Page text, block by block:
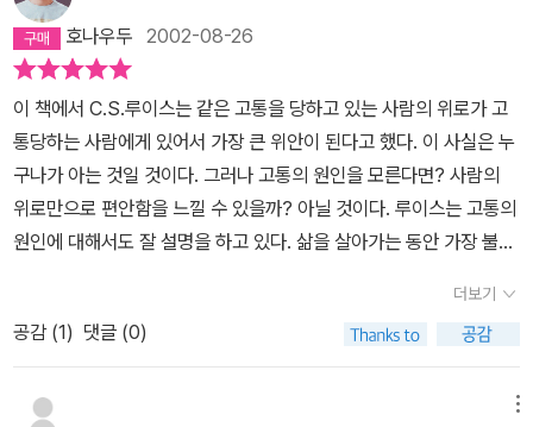
호나우두 2002-08-26
이 책에서 C.S.루이스는 같은 고통을 당하고 있는 사람의 위로가 고
통당하는 사람에게 있어서 가장 큰 위안이 된다고 했다. 이 사실은 누
구나가 아는 것일 것이다. 그러나 고통의 원인을 모른다면? 사람의
위로만으로 편안함을 느낄 수 있을까? 아닐 것이다. 루이스는 고통의
원인에 대해서도 잘 설명을 하고 있다. 삶을 살아가는 동안 가장 불합
지 않은 선한 사람이 고통에 힘겨워하는 모습을 볼 때 일 것이다. 왜
이런 일이 일어날까 하는 의문을 누구나가 한번쯤은 가져보았을 것이
다. 루이스는 이점에 대해서도 아주 명쾌하게 그리스도인이라면 누구
나도 긍정할 수 있게 답을 내려놓았다. 그리고 무엇보다 이책이 감동
더보기
공감 (1) 댓글 (0)